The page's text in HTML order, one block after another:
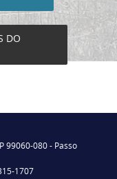
DO
99060-080 - Passo
1707